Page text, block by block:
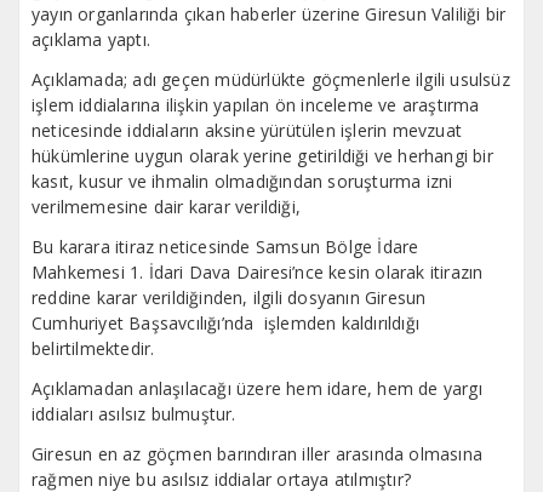
yayın organlarında çıkan haberler üzerine Giresun Valiliği bir
açıklama yaptı.
Açıklamada; adı geçen müdürlükte göçmenlerle ilgili usulsüz
işlem iddialarına ilişkin yapılan ön inceleme ve araştırma
neticesinde iddiaların aksine yürütülen işlerin mevzuat
hükümlerine uygun olarak yerine getirildiği ve herhangi bir
kasıt, kusur ve ihmalin olmadığından soruşturma izni
verilmemesine dair karar verildiği,
Bu karara itiraz neticesinde Samsun Bölge İdare
Mahkemesi 1. İdari Dava Dairesi’nce kesin olarak itirazın
reddine karar verildiğinden, ilgili dosyanın Giresun
Cumhuriyet Başsavcılığı’nda işlemden kaldırıldığı
belirtilmektedir.
Açıklamadan anlaşılacağı üzere hem idare, hem de yargı
iddiaları asılsız bulmuştur.
Giresun en az göçmen barındıran iller arasında olmasına
rağmen niye bu asılsız iddialar ortaya atılmıştır?